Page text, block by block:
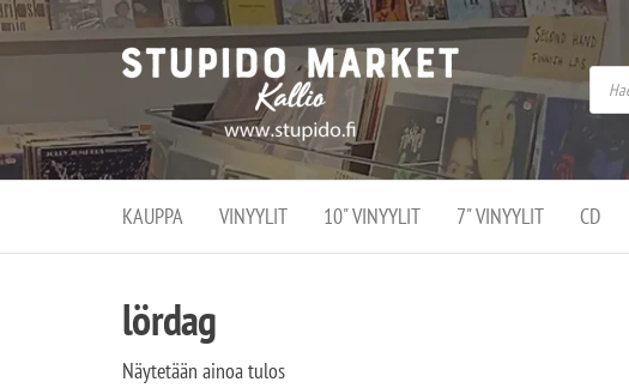
Stupido
Market –
verkossa
ja
kivijalassa
Stupido Market on
vaihtoehtomusaan
erikoistunut
verkko- sekä
kivijalkakauppa
Helsingissä
Kallion
KAUPPA VINYYLIT 10" VINYYLIT 7" VINYYLIT CD
lördag
Näytetään ainoa tulos